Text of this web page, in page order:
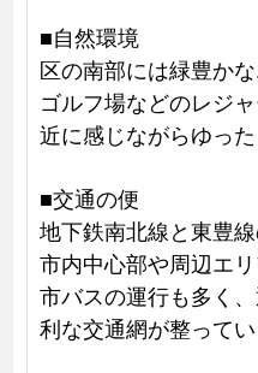
■自然環境
区の南部には緑豊か
ゴルフ場などのレジ
近に感じながらゆっ
■交通の便
地下鉄南北線と東豊
市内中心部や周辺エ
市バスの運行も多く
利な交通網が整ってい